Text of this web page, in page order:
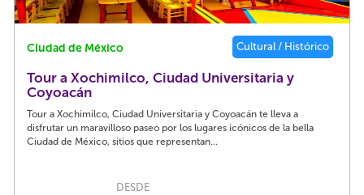
Ciudad de México Cultural / Histórico
Tour a Xochimilco, Ciudad Universitaria y
Coyoacán
Tour a Xochimilco, Ciudad Universitaria y Coyoacán te lleva a
disfrutar un maravilloso paseo por los lugares icónicos de la bella
Ciudad de México, sitios que representan...
DESDE